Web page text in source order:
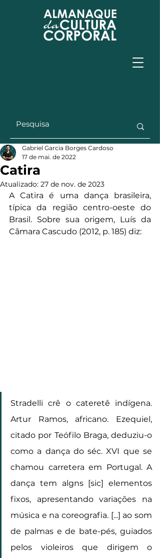
Catira
Gabriel Garcia Borges Cardoso
17 de mai. de 2022
Atualizado: 27 de nov. de 2023
A Catira é uma dança brasileira,
típica da região centro-oeste do
Brasil. Sobre sua origem, Luís da
Câmara Cascudo (2012, p. 185) diz:
Stradelli crê o cateretê indígena.
Artur Ramos, africano. Ezequiel,
citado por Teófilo Braga, deduziu-o
como a dança do séc. XVI que se
chamou carretera em Portugal. A
dança tem algns [sic] elementos
fixos, apresentando variações na
música e na coreografia. [...] ao som
de palmas e de bate-pés, guiados
pelos violeiros que dirigem o